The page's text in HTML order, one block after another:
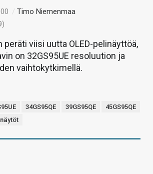
/Timo Niemenmaa
peräti viisi uutta OLED-pelinäyttöä,
on 32GS95UE resoluution ja
vaihtokytkimellä.
34GS95QE 39GS95QE
45GS95QE